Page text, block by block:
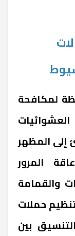
لمكافحة
إلى المظهر
المرور
والقمامة
حملات
بين